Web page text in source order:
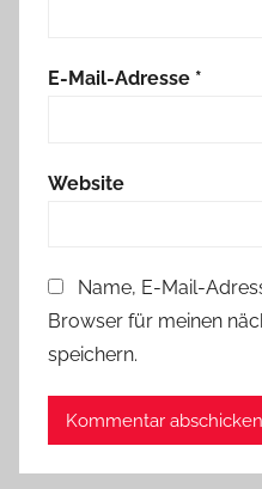
E-Mail-Adresse *
Website
Name, E-Mail-
Browser für meinen
speichern.